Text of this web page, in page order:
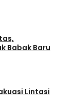
Babak Baru
Lintasi